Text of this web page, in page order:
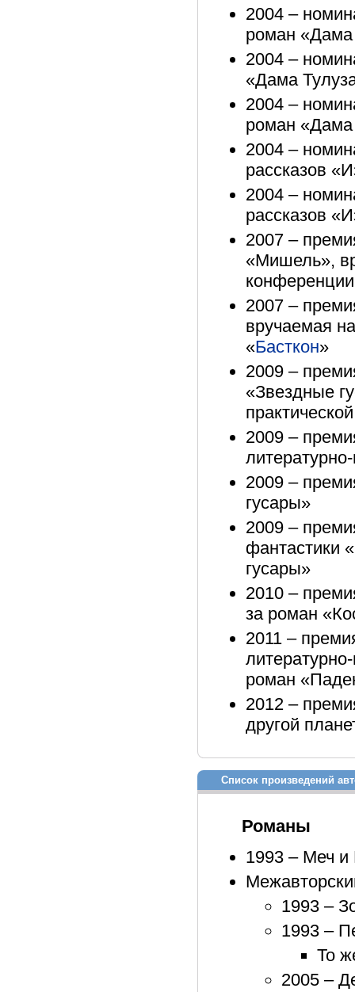
2004 –
роман «Дама
2004 –
«Дама
2004 –
роман «Дама
2004 –
рассказов
2004 –
рассказов
2007 –
«Мишель»,
2007 –
вручаемая
«Басткон»
2009 –
«Звездные
2009 –
2009 –
гусары»
2009 –
фантастики «
гусары»
2010 –
за роман
2011 –
роман
2012 –
другой
Список произведений
Романы
1993 – Меч
1993 –
1993 –
То
2005 –